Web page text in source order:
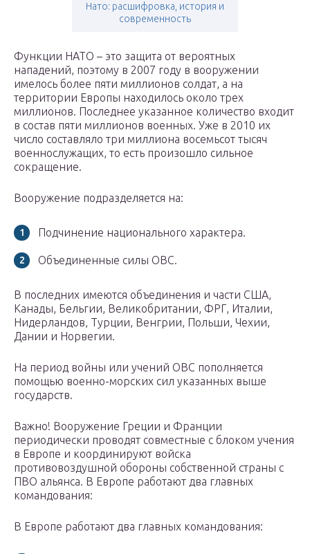
Нато: расшифровка, история и
современность
Функции НАТО – это защита от вероятных
нападений, поэтому в 2007 году в вооружении
имелось более пяти миллионов солдат, а на
территории Европы находилось около трех
миллионов. Последнее указанное количество входит
в состав пяти миллионов военных. Уже в 2010 их
число составляло три миллиона восемьсот тысяч
военнослужащих, то есть произошло сильное
сокращение.
Вооружение подразделяется на:
Подчинение национального характера.
Объединенные силы ОВС.
В последних имеются объединения и части США,
Канады, Бельгии, Великобритании, ФРГ, Италии,
Нидерландов, Турции, Венгрии, Польши, Чехии,
Дании и Норвегии.
На период войны или учений ОВС пополняется
помощью военно-морских сил указанных выше
государств.
Важно! Вооружение Греции и Франции
периодически проводят совместные с блоком учения
в Европе и координируют войска
противовоздушной обороны собственной страны с
ПВО альянса. В Европе работают два главных
командования:
В Европе работают два главных командования: